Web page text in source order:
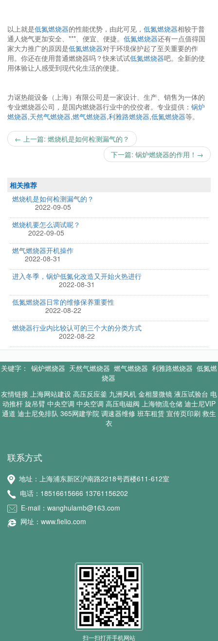
以上就是低氮燃烧器的性能优势，由此可见， 低氮燃烧器相较于普
通人烧气更加安全、***、便宜、便捷。 低氮燃烧器还有一点值得国
家大力推广的原因是低氮燃烧器对于环境保护起了至关重要的作
用。你还在使用普通燃烧器吗？快来试试低氮燃烧器吧。全新的使
用体验让人感受到现代化生活的便捷。
力讴热能设备（上海）有限公司是一家设计、生产、销售为一体的
专业燃烧器公司，是国内燃烧器行业中的佼佼者。专业提供： 锅炉
燃烧器,天然气燃烧器,燃气燃烧器,利雅路燃烧器,低氮燃烧器等。
← 上一篇: 燃烧机是如何检测漏气的？
下一篇: 锅炉燃烧器的作用！→
相关推荐
燃烧机是如何检测漏气的？
2022-09-05
燃烧机要怎么调试呢？
2022-09-05
燃气燃烧器开机操作
2022-08-31
进入冬季，锅炉低氮化改造又开始火热进行
2022-08-31
低氮燃烧器日常的维修保养重要性
2022-08-22
燃烧器行业内比较认可的三个大的分类方式
2022-08-22
关键字： 锅炉燃烧器 天然气燃烧器 燃气燃烧器 利雅路燃烧器 低氮燃
烧器
友情链接 上海网站建设 高压反应釜 九洲风机 金相显微镜 液压试验台 电
动推杆 旋吊臂 中央空调 中央空调 高压电磁阀 上海物流仓储 迪士尼VIP
通道 迪士尼免排队 365网建学院 调速器维修 班车租赁 宣传页印刷 救生
衣
联系方式
地址：上海浦东新区沪南路2218号西楼611-612室
电话：18516615666 13761156202
E-mail：wanghulamb@163.com
网址：www.fielio.com
扫一扫打开手机网站